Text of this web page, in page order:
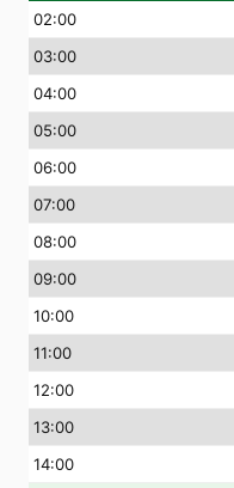
02:00
03:00
04:00
05:00
06:00
07:00
08:00
09:00
10:00
11:00
12:00
13:00
14:00